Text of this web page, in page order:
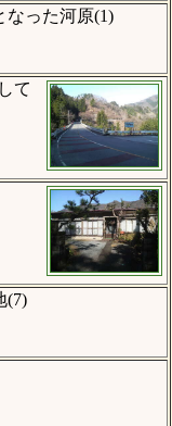
なった河原(1)
て
(7)